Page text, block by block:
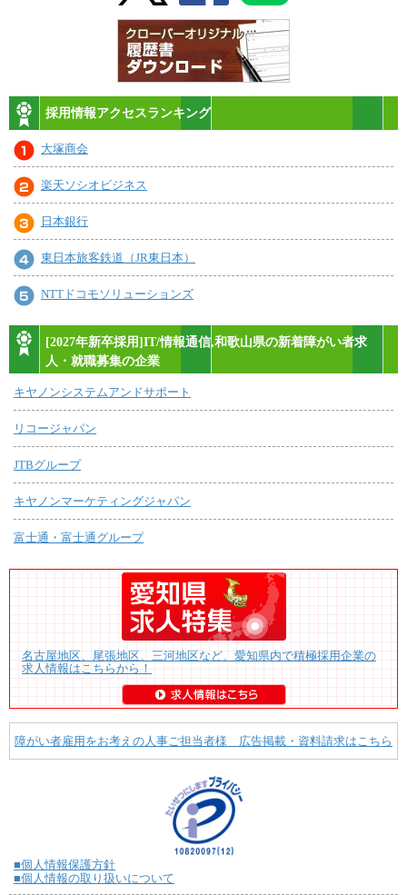
採用情報アクセスランキング
大塚商会
楽天ソシオビジネス
日本銀行
東日本旅客鉄道（JR東日本）
NTTドコモソリューションズ
[2027年新卒採用]IT/情報通信,和歌山県の新着障がい者求
人・就職募集の企業
キヤノンシステムアンドサポート
リコージャパン
JTBグループ
キヤノンマーケティングジャパン
富士通・富士通グループ
名古屋地区、尾張地区、三河地区など、愛知県内で積極採用企業の
求人情報はこちらから！
障がい者雇用をお考えの人事ご担当者様 広告掲載・資料請求はこちら
■個人情報保護方針
■個人情報の取り扱いについて